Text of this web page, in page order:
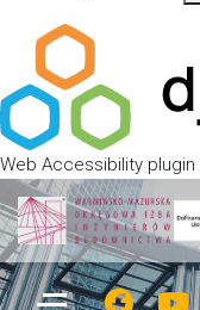
Web Accessibility plugin